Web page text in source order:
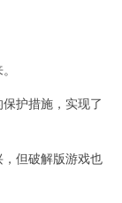
护措施，实现了
但破解版游戏也